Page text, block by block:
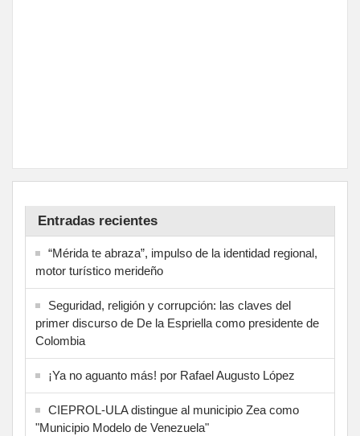
Entradas recientes
“Mérida te abraza”, impulso de la identidad regional,
motor turístico merideño
Seguridad, religión y corrupción: las claves del
primer discurso de De la Espriella como presidente de
Colombia
¡Ya no aguanto más! por Rafael Augusto López
CIEPROL-ULA distingue al municipio Zea como
"Municipio Modelo de Venezuela"